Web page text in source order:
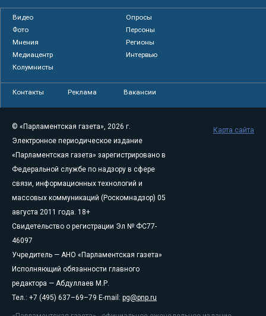
Видео
Опросы
Фото
Персоны
Мнения
Регионы
Медиацентр
Интервью
Колумнисты
Контакты Реклама Вакансии
© «Парламентская газета», 2026 г.
Электронное периодическое издание
«Парламентская газета» зарегистрировано в
Федеральной службе по надзору в сфере
связи, информационных технологий и
массовых коммуникаций (Роскомнадзор) 05
августа 2011 года. 18+
Свидетельство о регистрации Эл № ФС77-
46097
Учредитель — АНО «Парламентская газета»
Исполняющий обязанности главного
редактора — Абдуллаев М.Р.
Тел.: +7 (495) 637–69–79 E-mail: pg@pnp.ru
Карта сайта